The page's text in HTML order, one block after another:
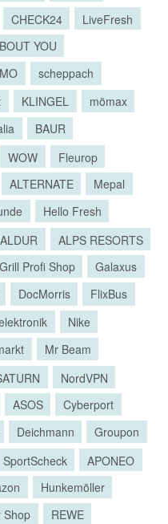
CHECK24
LiveFresh
YOU
scheppach
KLINGEL
mömax
BAUR
WOW
Fleurop
ALTERNATE
Mepal
Hello Fresh
ALPS RESORTS
Grill Profi Shop
Galaxus
DocMorris
FlixBus
Nike
Mr Beam
NordVPN
ASOS
Cyberport
Deichmann
Groupon
SportScheck
APONEO
Hunkemöller
Shop
REWE